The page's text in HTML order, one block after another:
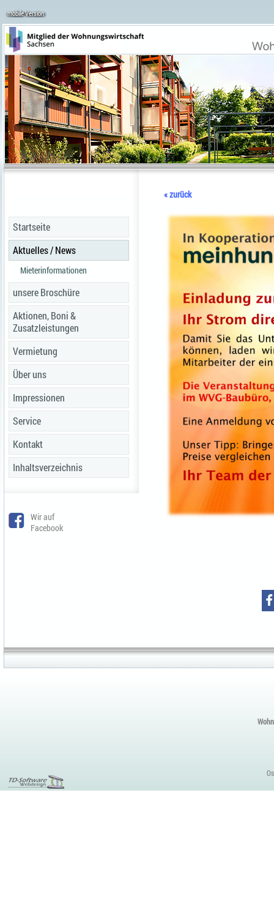
mobile Version
Startseite
Aktuelles / News
Mieterinformationen
unsere Broschüre
Aktionen, Boni &
Zusatzleistungen
Vermietung
Über uns
Impressionen
Service
Kontakt
Inhaltsverzeichnis
Wir auf
Facebook
« zurück